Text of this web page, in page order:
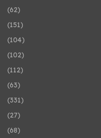
(62)
(151)
(104)
(102)
(112)
(63)
(331)
(27)
(68)